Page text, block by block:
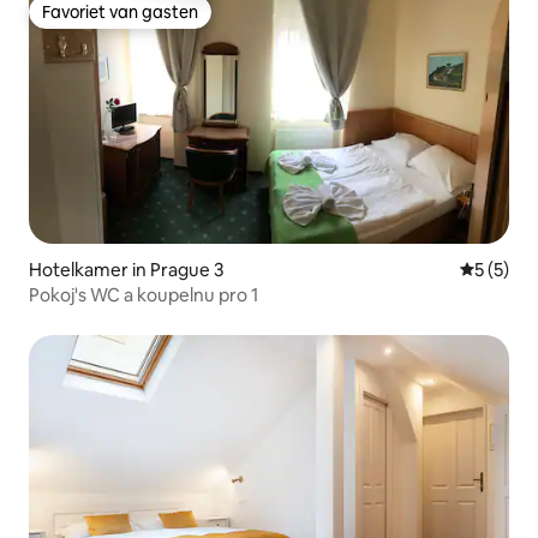
Favoriet van gasten
Favoriet van gasten
Hotelkamer in Prague 3
5 (5)
Pokoj's WC a koupelnu pro 1